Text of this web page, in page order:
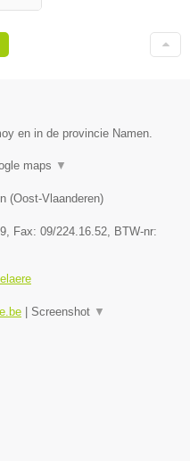
en in de provincie Namen.
maps ▼
(Oost-Vlaanderen)
, Fax: 09/224.16.52 , BTW-nr:
Screenshot ▼